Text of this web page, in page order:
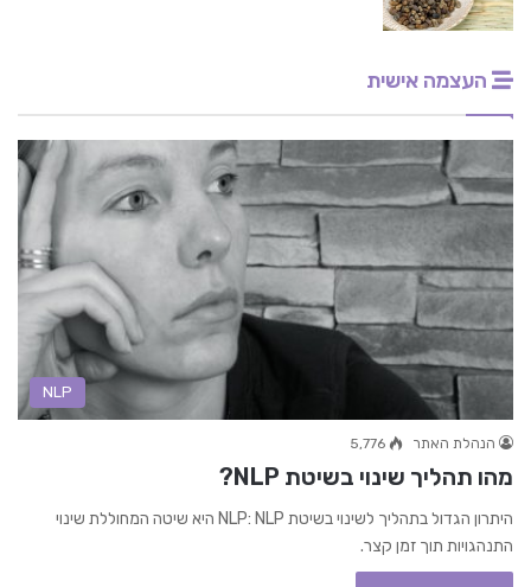
העצמה אישית
NLP
הנהלת האתר 5,776
מהו תהליך שינוי בשיטת NLP?
היתרון הגדול בתהליך לשינוי בשיטת NLP: NLP היא שיטה המחוללת שינוי
התנהגויות תוך זמן קצר.